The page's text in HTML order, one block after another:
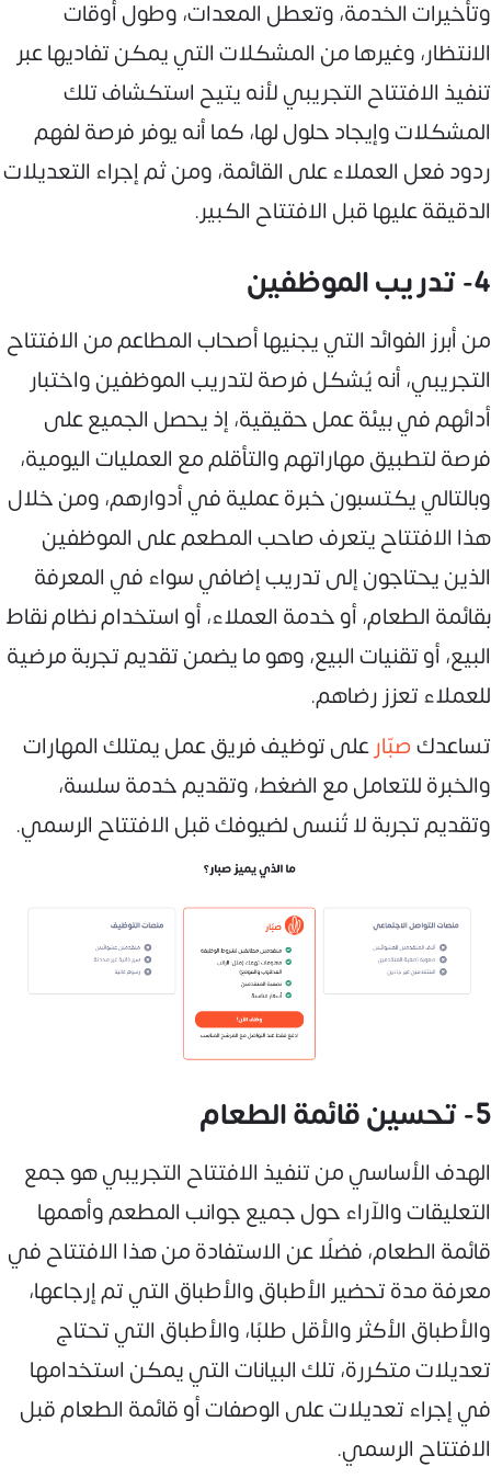
وتأخيرات الخدمة، وتعطل المعدات، وطول أوقات
الانتظار، وغيرها من المشكلات التي يمكن تفاديها عبر
تنفيذ الافتتاح التجريبي لأنه يتيح استكشاف تلك
المشكلات وإيجاد حلول لها، كما أنه يوفر فرصة لفهم
ردود فعل العملاء على القائمة، ومن ثم إجراء التعديلات
الدقيقة عليها قبل الافتتاح الكبير.
4- تدريب الموظفين
من أبرز الفوائد التي يجنيها أصحاب المطاعم من الافتتاح
التجريبي، أنه يُشكل فرصة لتدريب الموظفين واختبار
أدائهم في بيئة عمل حقيقية، إذ يحصل الجميع على
فرصة لتطبيق مهاراتهم والتأقلم مع العمليات اليومية،
وبالتالي يكتسبون خبرة عملية في أدوارهم، ومن خلال
هذا الافتتاح يتعرف صاحب المطعم على الموظفين
الذين يحتاجون إلى تدريب إضافي سواء في المعرفة
بقائمة الطعام، أو خدمة العملاء، أو استخدام نظام نقاط
البيع، أو تقنيات البيع، وهو ما يضمن تقديم تجربة مرضية
للعملاء تعزز رضاهم.
تساعدكصبّارعلى توظيف فريق عمل يمتلك المهارات
والخبرة للتعامل مع الضغط، وتقديم خدمة سلسة،
وتقديم تجربة لا تُنسى لضيوفك قبل الافتتاح الرسمي.
5- تحسين قائمة الطعام
الهدف الأساسي من تنفيذ الافتتاح التجريبي هو جمع
التعليقات والآراء حول جميع جوانب المطعم وأهمها
قائمة الطعام، فضلًا عن الاستفادة من هذا الافتتاح في
معرفة مدة تحضير الأطباق والأطباق التي تم إرجاعها،
والأطباق الأكثر والأقل طلبًا، والأطباق التي تحتاج
تعديلات متكررة، تلك البيانات التي يمكن استخدامها
في إجراء تعديلات على الوصفات أو قائمة الطعام قبل
الافتتاح الرسمي.